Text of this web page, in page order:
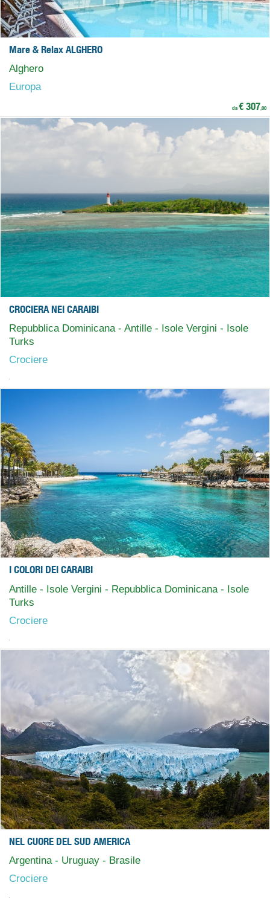
Mare & Relax ALGHERO
Alghero
Europa
da€ 307,00
CROCIERA NEI CARAIBI
Repubblica Dominicana - Antille - Isole Vergini - Isole
Turks
Crociere
I COLORI DEI CARAIBI
Antille - Isole Vergini - Repubblica Dominicana - Isole
Turks
Crociere
NEL CUORE DEL SUD AMERICA
Argentina - Uruguay - Brasile
Crociere